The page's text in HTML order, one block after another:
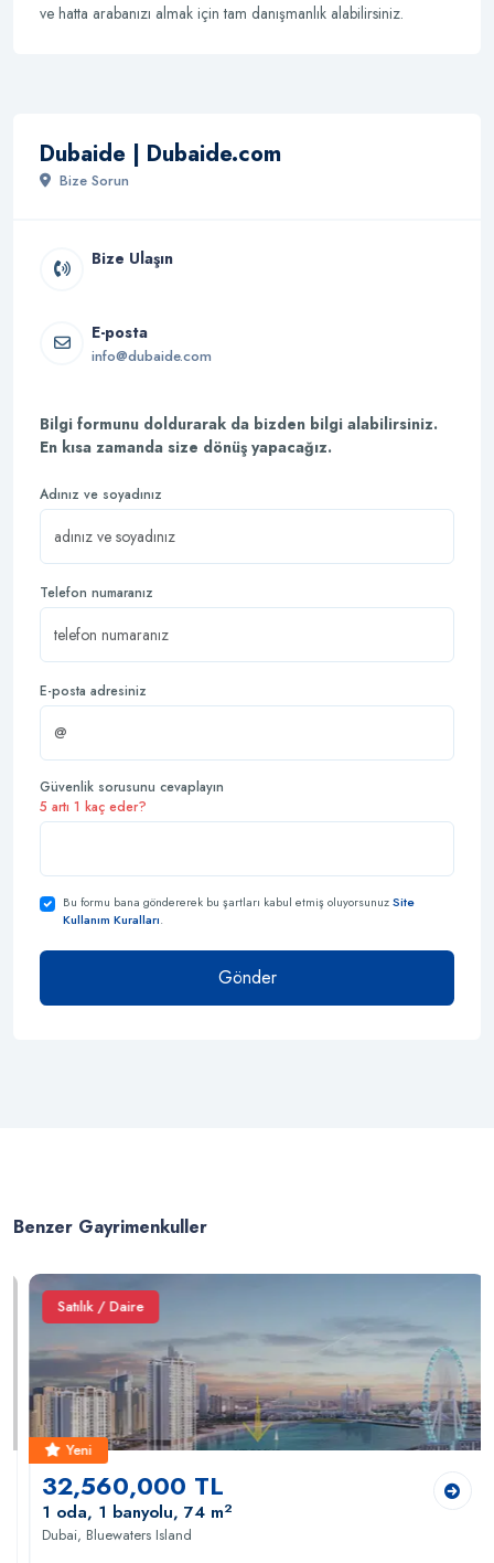
ve hatta arabanızı almak için tam danışmanlık alabilirsiniz.
Dubaide | Dubaide.com
Bize Sorun
Bize Ulaşın
E-posta
info@dubaide.com
Bilgi formunu doldurarak da bizden bilgi alabilirsiniz.
En kısa zamanda size dönüş yapacağız.
Adınız ve soyadınız
Telefon numaranız
E-posta adresiniz
Güvenlik sorusunu cevaplayın
5 artı 1 kaç eder?
Bu formu bana göndererek bu şartları kabul etmiş oluyorsunuzSite
Kullanım Kuralları.
Gönder
Benzer Gayrimenkuller
Satılık / Daire
Yeni
32,560,000 TL
1 oda, 1 banyolu, 74 m2
Dubai, Bluewaters Island